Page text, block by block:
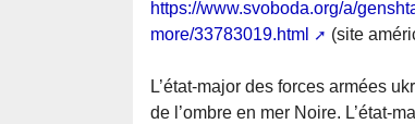
https://www.svoboda.org/a/
more/33783019.html
(site
L’état-major des forces armées
de l’ombre en mer Noire. L’état-